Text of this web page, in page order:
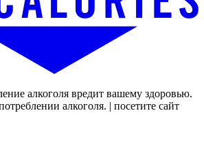
алкоголя вредит вашему здоровью.
алкоголя. | посетите сайт